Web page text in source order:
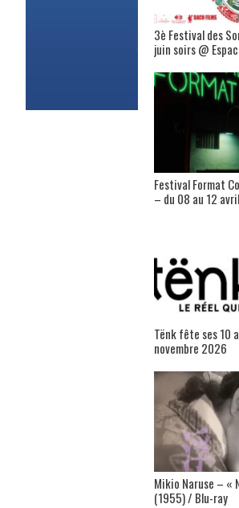
3è Festival des
juin soirs @
Festival Format
– du 08 au 12
Tënk fête ses 10
novembre 2026
Mikio Naruse – «
(1955) / Blu-ray